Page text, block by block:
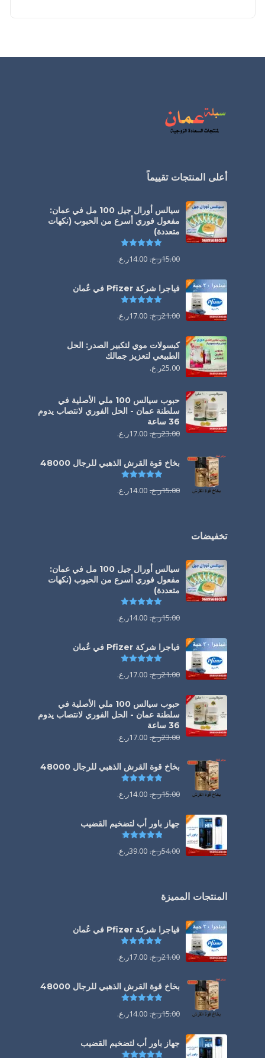
أعلى المنتجات تقييماً
سيالس أورال جيل 100 مل في عمان:
مفعول فوري أسرع من الحبوب (نكهات
متعددة)
15.00ر.ع. 14.00ر.ع.
فياجرا شركة Pfizer في عُمان
21.00ر.ع. 17.00ر.ع.
كبسولات موي لتكبير الصدر: الحل
الطبيعي لتعزيز جمالك
25.00ر.ع.
حبوب سيالس 100 ملي الأصلية في
سلطنة عمان - الحل الفوري لانتصاب يدوم
36 ساعة
23.00ر.ع. 17.00ر.ع.
بخاخ قوة القرش الذهبي للرجال 48000
تم التقييم
15.00ر.ع. 14.00ر.ع.
تخفيضات
سيالس أورال جيل 100 مل في عمان:
مفعول فوري أسرع من الحبوب (نكهات
متعددة)
15.00ر.ع. 14.00ر.ع.
فياجرا شركة Pfizer في عُمان
21.00ر.ع. 17.00ر.ع.
حبوب سيالس 100 ملي الأصلية في
سلطنة عمان - الحل الفوري لانتصاب يدوم
36 ساعة
23.00ر.ع. 17.00ر.ع.
بخاخ قوة القرش الذهبي للرجال 48000
تم التقييم
15.00ر.ع. 14.00ر.ع.
جهاز باور أب لتضخيم القضيب
تم التقييم
54.00ر.ع. 39.00ر.ع.
المنتجات المميزة
فياجرا شركة Pfizer في عُمان
21.00ر.ع. 17.00ر.ع.
بخاخ قوة القرش الذهبي للرجال 48000
تم التقييم
15.00ر.ع. 14.00ر.ع.
جهاز باور أب لتضخيم القضيب
تم التقييم